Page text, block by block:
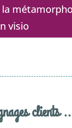
visio
clients